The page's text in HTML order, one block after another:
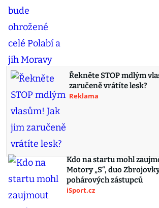
Řekněte STOP mdlým
zaručeně vrátíte lesk?
Reklama
Kdo na startu mohl
Motory „S“, duo
pohárových zástupců
iSport.cz